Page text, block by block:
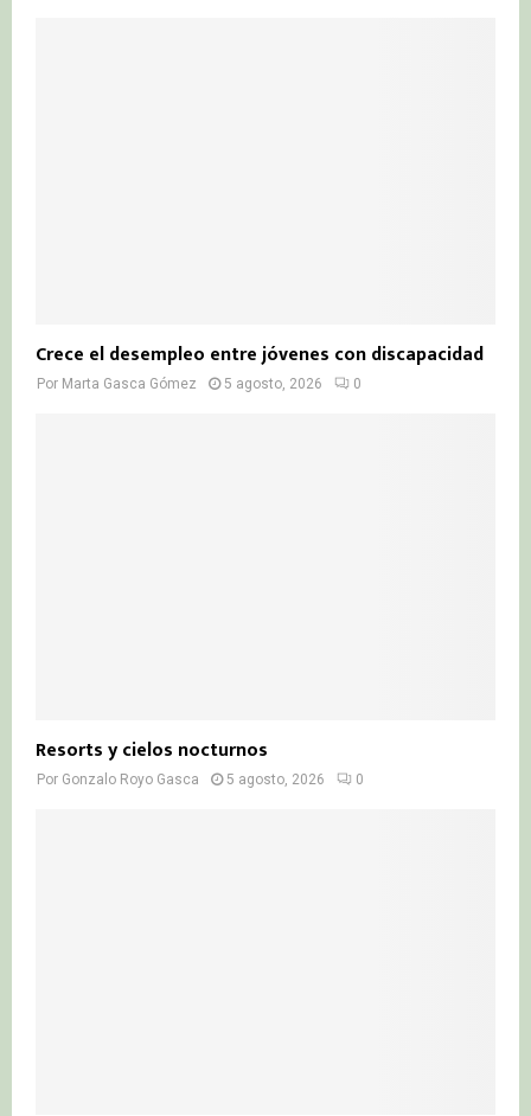
Crece el desempleo entre jóvenes con discapacidad
Por Marta Gasca Gómez 5 agosto, 2026 0
Resorts y cielos nocturnos
Por Gonzalo Royo Gasca 5 agosto, 2026 0